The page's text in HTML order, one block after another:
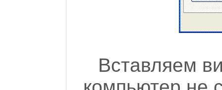
Вставляем